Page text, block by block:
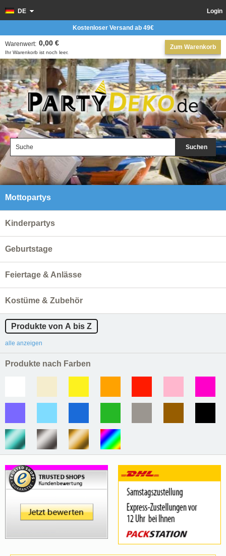
Suchen
Login
DE
Zum Warenkorb
Ihr Warenkorb ist noch leer.
Warenwert: 0,00 €
Kostenloser Versand ab 49€
Mottopartys
Kinderpartys
Geburtstage
Feiertage & Anlässe
Kostüme & Zubehör
Produkte von A bis Z
alle anzeigen
Produkte nach Farben